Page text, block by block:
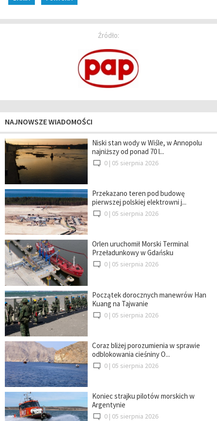
Źródło:
NAJNOWSZE WIADOMOŚCI
Niski stan wody w Wiśle, w Annopolu
najniższy od ponad 70 l...
0 | 05 sierpnia 2026
Przekazano teren pod budowę
pierwszej polskiej elektrowni j...
0 | 05 sierpnia 2026
Orlen uruchomił Morski Terminal
Przeładunkowy w Gdańsku
0 | 05 sierpnia 2026
Początek dorocznych manewrów Han
Kuang na Tajwanie
0 | 05 sierpnia 2026
Coraz bliżej porozumienia w sprawie
odblokowania cieśniny O...
0 | 05 sierpnia 2026
Koniec strajku pilotów morskich w
Argentynie
0 | 05 sierpnia 2026